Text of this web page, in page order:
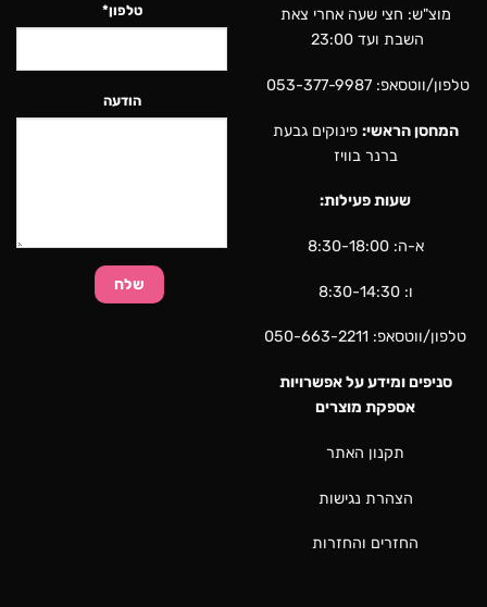
מוצ"ש: חצי שעה אחרי צאת
השבת ועד 23:00
טלפון/ווטסאפ:053-377-9987
המחסן הראשי: פינוקים גבעת
ברנר בוויז
שעות פעילות:
א-ה: 8:30-18:00
ו: 8:30-14:30
טלפון/ווטסאפ: 050-663-2211
סניפים ומידע על אפשרויות
אספקת מוצרים
תקנון האתר
הצהרת נגישות
החזרים והחזרות
טלפון*
הודעה